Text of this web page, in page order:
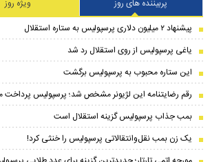
پربیننده های روز
ویژه روز
پیشنهاد ۲ میلیون دلاری پرسپولیس به ستاره استقلال
یاغی پرسپولیس از روی استقلال رد شد
این ستاره محبوب به پرسپولیس برگشت
رقم رضایتنامه این لژیونر مشخص شد؛ پرسپولیس پرداخت
بمب جذاب پرسپولیس گزینه استقلال است
یک زن بمب نقل‌وانتقالاتی پرسپولیس را خنثی کرد!